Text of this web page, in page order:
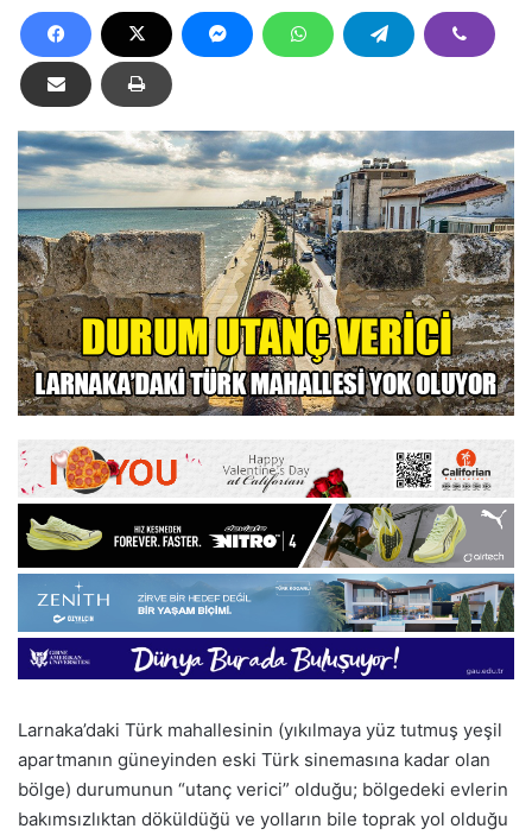
Larnaka’daki Türk mahallesinin (yıkılmaya yüz tutmuş yeşil
apartmanın güneyinden eski Türk sinemasına kadar olan
bölge) durumunun “utanç verici” olduğu; bölgedeki evlerin
bakımsızlıktan döküldüğü ve yolların bile toprak yol olduğu